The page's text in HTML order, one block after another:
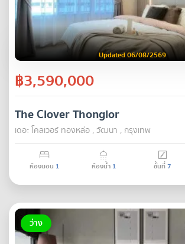
Updated 06/08/2569
฿3,590,000
The Clover Thonglor
เดอะ โคลเวอร์ ทองหล่อ , วัฒนา , กรุงเทพ
ห้องนอน 1 ห้องน้ำ 1 ชั้นที่7
ว่าง